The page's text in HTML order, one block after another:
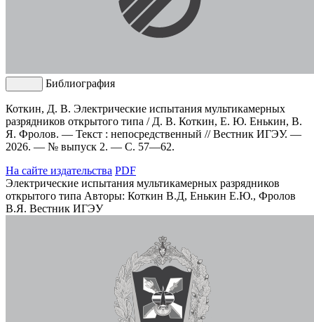
Библиография
Коткин, Д. В. Электрические испытания мультикамерных
разрядников открытого типа / Д. В. Коткин, Е. Ю. Енькин, В.
Я. Фролов. — Текст : непосредственный // Вестник ИГЭУ. —
2026. — № выпуск 2. — С. 57—62.
На сайте издательства PDF
Электрические испытания мультикамерных разрядников
открытого типа Авторы: Коткин В.Д, Енькин Е.Ю., Фролов
В.Я. Вестник ИГЭУ